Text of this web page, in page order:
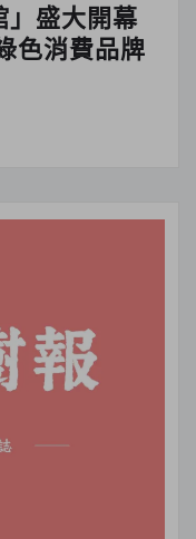
」盛大開幕
色消費品牌